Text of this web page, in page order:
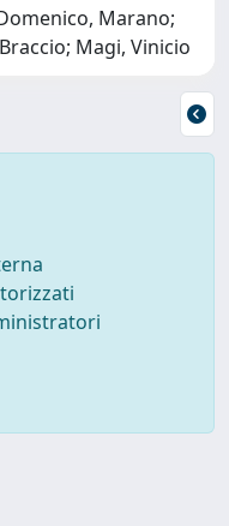
Marano;
Magi, Vinicio